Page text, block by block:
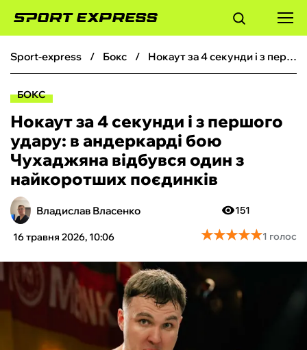
ФУТБОЛ
БОКС
ХОКЕЙ
ТЕНІС
КІБЕРСПОРТ
ЧС-2026
ФУТЗАЛ
sport-express бокс Нокаут за 4 секунди і з першого удару: в андеркарді бою Чухаджяна відбувся один з найкоротших поєдинків
БОКС
Нокаут за 4 секунди і з першого
удару: в андеркарді бою
Чухаджяна відбувся один з
найкоротших поєдинків
Владислав Власенко
16 травня 2026, 10:06
151
★★★★★
★★★★★1 голос